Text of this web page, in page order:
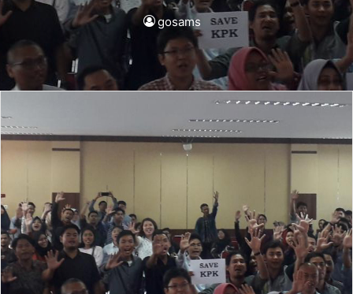
gosams